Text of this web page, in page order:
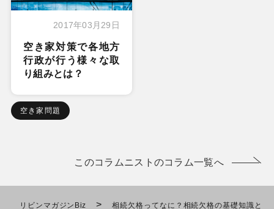
2017年03月29日
空き家対策で各地方
行政が行う様々な取
り組みとは？
空き家問題
このコラムニストのコラム一覧へ
リビンマガジンBiz > 相続欠格ってなに？相続欠格の基礎知識と